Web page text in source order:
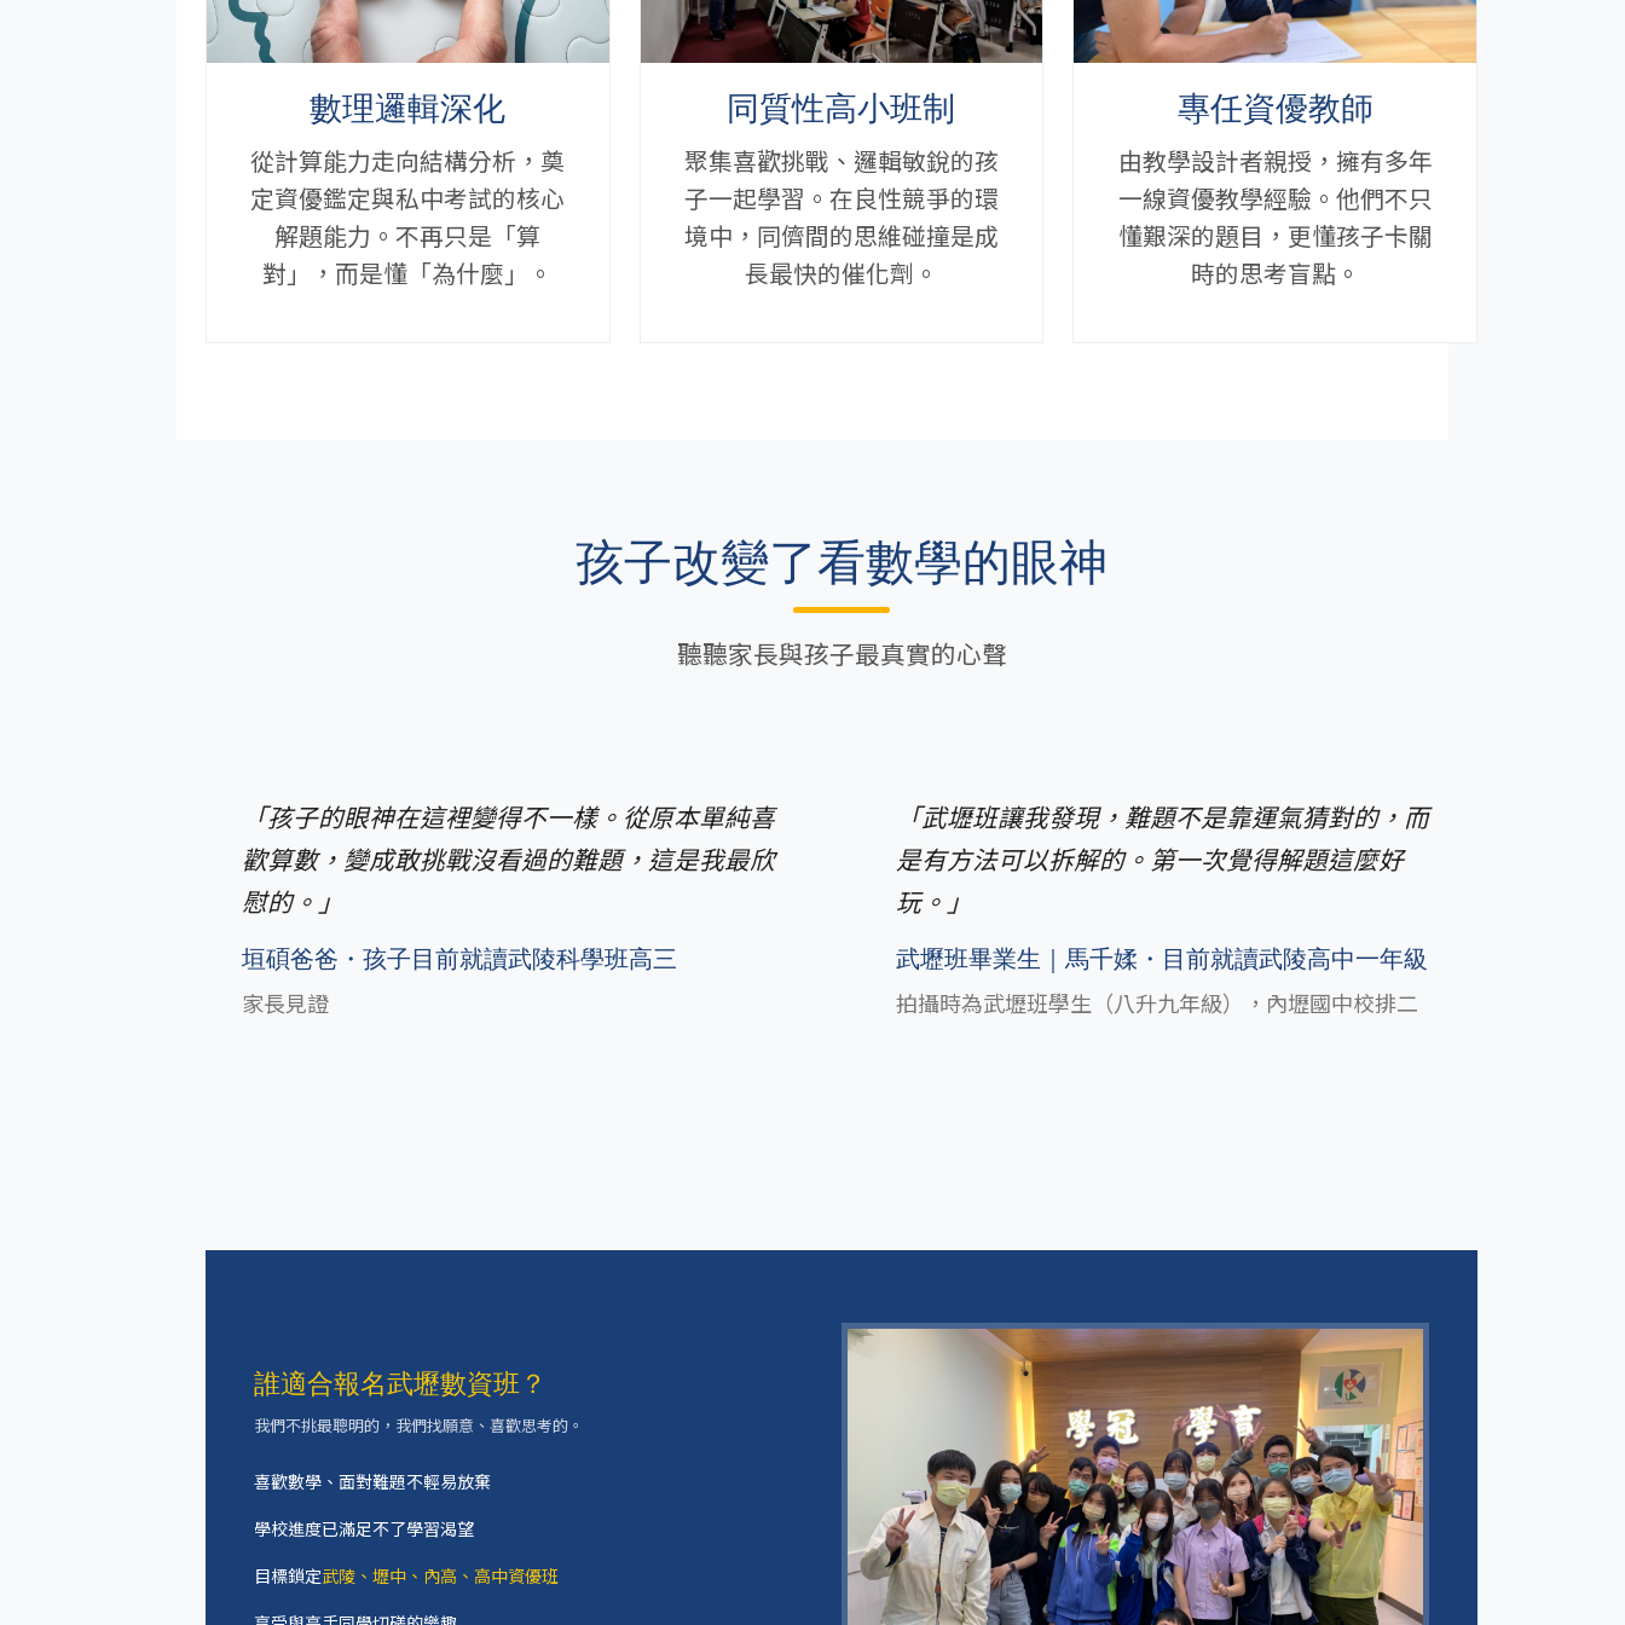
數理邏輯深化
從計算能力走向結構分析，奠
定資優鑑定與私中考試的核心
解題能力。不再只是「算
對」，而是懂「為什麼」。
同質性高小班制
聚集喜歡挑戰、邏輯敏銳的孩
子一起學習。在良性競爭的環
境中，同儕間的思維碰撞是成
長最快的催化劑。
專任資優教師
由教學設計者親授，擁有多年
一線資優教學經驗。他們不只
懂艱深的題目，更懂孩子卡關
時的思考盲點。
孩子改變了看數學的眼神
聽聽家長與孩子最真實的心聲
「孩子的眼神在這裡變得不一樣。從原本單純喜
歡算數，變成敢挑戰沒看過的難題，這是我最欣
慰的。」
垣碩爸爸・孩子目前就讀武陵科學班高三
家長見證
「武壢班讓我發現，難題不是靠運氣猜對的，而
是有方法可以拆解的。第一次覺得解題這麼好
玩。」
武壢班畢業生｜馬千媃・目前就讀武陵高中一年級
拍攝時為武壢班學生（八升九年級），內壢國中校排二
誰適合報名武壢數資班？
我們不挑最聰明的，我們找願意、喜歡思考的。
喜歡數學、面對難題不輕易放棄
學校進度已滿足不了學習渴望
目標鎖定武陵、壢中、內高、高中資優班